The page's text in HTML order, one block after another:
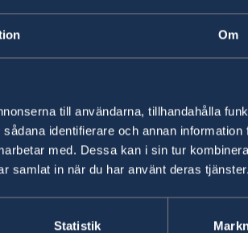
Om
till användarna, tillhandahålla
identifierare och annan information
med. Dessa kan i sin tur
samlat in när du har använt deras tjänster.
Statistik